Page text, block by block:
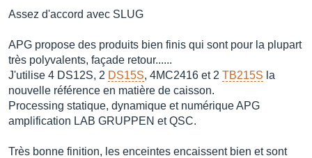
Assez d'accord avec SLUG
APG propose des produits bien finis qui sont pour la plupart
très polyvalents, façade retour......
J'utilise 4 DS12S, 2 DS15S, 4MC2416 et 2 TB215S la
nouvelle référence en matière de caisson.
Processing statique, dynamique et numérique APG
amplification LAB GRUPPEN et QSC.
Très bonne finition, les enceintes encaissent bien et sont